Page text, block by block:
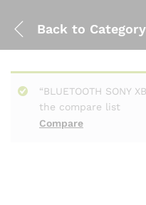
Back to Category
Compare
“BLUETOOTH SONY
the compare list